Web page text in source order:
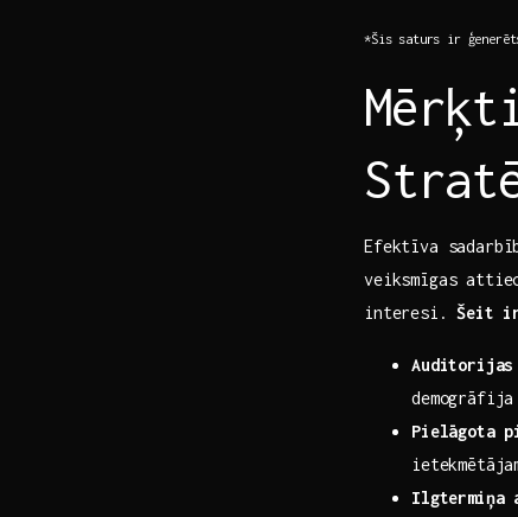
*Šis saturs ir
Efektīva
veiksmīgas
interesi.⁢Šeit ir
Auditorijas
Pielāgota
Ilgtermiņa